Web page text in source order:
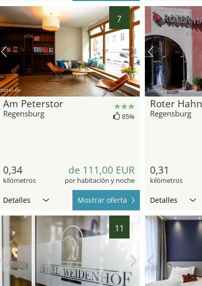
7
hotel.de
Am Peterstor
Regensburg 85%
0,34
kilómetros
de 111,00 EUR
por habitación y noche
Detalles Mostrar oferta
hotel.de
Roter Hahn
Regensburg
0,31
kilómetros
Detalles
11